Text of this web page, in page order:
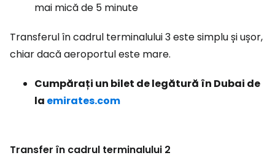
mai mică de 5 minute
Transferul în cadrul terminalului 3 este simplu și ușor,
chiar dacă aeroportul este mare.
Cumpărați un bilet de legătură în Dubai de
la emirates.com
Transfer în cadrul terminalului 2